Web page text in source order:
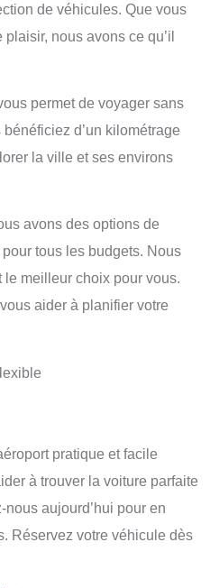
de véhicules. Que vous
nous avons ce qu’il
permet de voyager sans
d’un kilométrage
la ville et ses environs
avons des options de
pour tous les budgets. Nous
meilleur choix pour vous.
aider à planifier votre
pratique et facile
à trouver la voiture parfaite
aujourd’hui pour en
Réservez votre véhicule dès